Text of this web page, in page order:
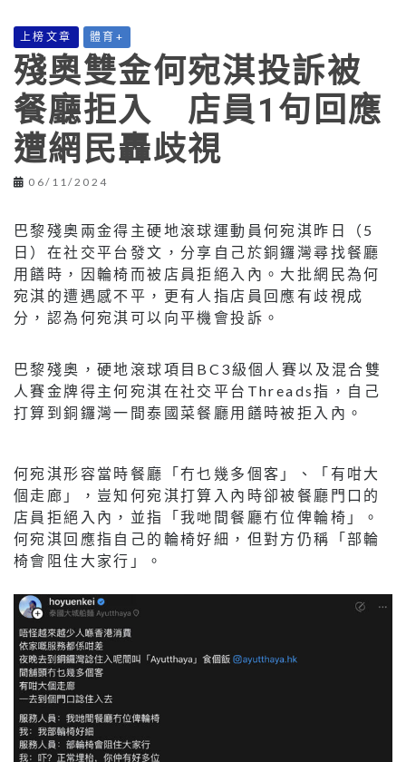
上榜文章 體育+
殘奧雙金何宛淇投訴被
餐廳拒入 店員1句回應
遭網民轟歧視
06/11/2024
巴黎殘奧兩金得主硬地滾球運動員何宛淇昨日（5
日）在社交平台發文，分享自己於銅鑼灣尋找餐廳
用饍時，因輪椅而被店員拒絕入內。大批網民為何
宛淇的遭遇感不平，更有人指店員回應有歧視成
分，認為何宛淇可以向平機會投訴。
巴黎殘奧，硬地滾球項目BC3級個人賽以及混合雙
人賽金牌得主何宛淇在社交平台Threads指，自己
打算到銅鑼灣一間泰國菜餐廳用饍時被拒入內。
何宛淇形容當時餐廳「冇乜幾多個客」、「有咁大
個走廊」，豈知何宛淇打算入內時卻被餐廳門口的
店員拒絕入內，並指「我哋間餐廳冇位俾輪椅」。
何宛淇回應指自己的輪椅好細，但對方仍稱「部輪
椅會阻住大家行」。